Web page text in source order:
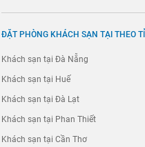
ĐẶT PHÒNG KHÁCH SẠN TẠI THEO
Khách sạn tại Đà Nẵng
Khách sạn tại Huế
Khách sạn tại Đà Lạt
Khách sạn tại Phan Thiết
Khách sạn tại Cần Thơ